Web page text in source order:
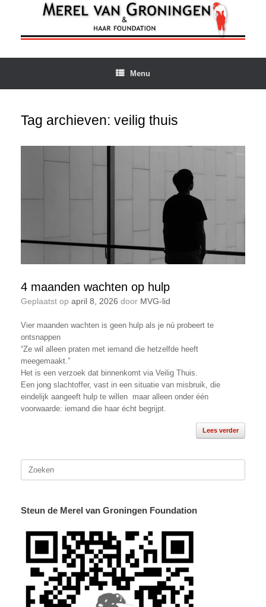
inhoud
Menu
Tag archieven: veilig thuis
4 maanden wachten op hulp
Geplaatst op april 8, 2026 door MVG-lid
Vier maanden wachten is geen hulp als je nú probeert te
ontsnappen
“Ze wil alleen praten met iemand die hetzelfde heeft
meegemaakt.”
Het is een verzoek dat binnenkomt via Veilig Thuis.
Een jong slachtoffer, vast in een situatie van misbruik, die
eindelijk aangeeft hulp te willen maar alleen onder één
voorwaarde: iemand die haar écht begrijpt.
Lees verder
Zoeken
Steun de Merel van Groningen Foundation